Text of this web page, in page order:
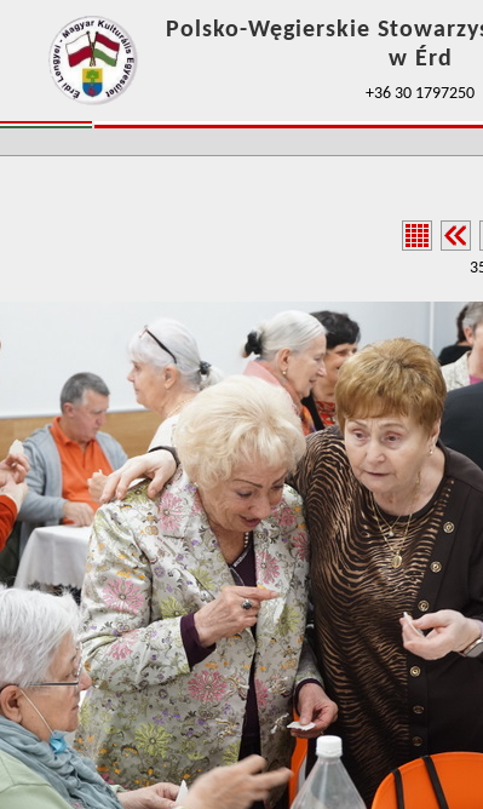
Polsko-Węgierskie
w Érd
+36 30 1797250